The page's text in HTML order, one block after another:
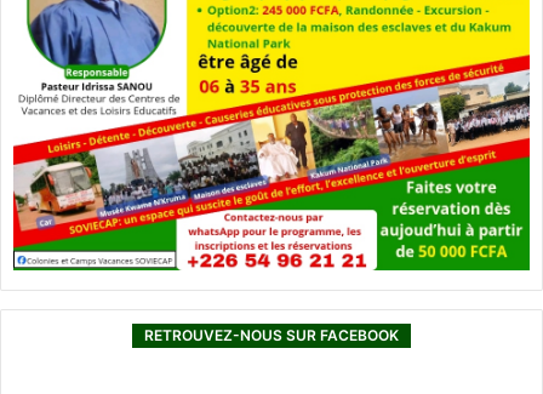
RETROUVEZ-NOUS SUR FACEBOOK